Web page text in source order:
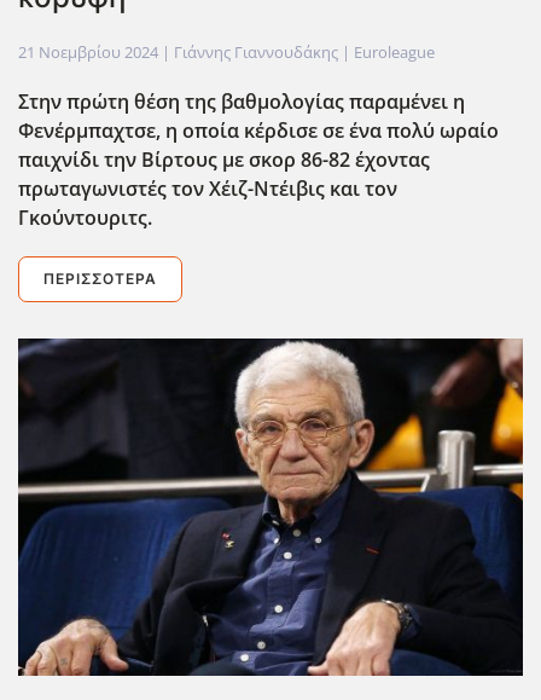
21 Νοεμβρίου 2024 | Γιάννης Γιαννουδάκης | Euroleague
Στην πρώτη θέση της βαθμολογίας παραμένει η
Φενέρμπαχτσε, η οποία κέρδισε σε ένα πολύ ωραίο
παιχνίδι την Βίρτους με σκορ 86-82 έχοντας
πρωταγωνιστές τον Χέιζ-Ντέιβις και τον
Γκούντουριτς.
ΠΕΡΙΣΣΌΤΕΡΑ